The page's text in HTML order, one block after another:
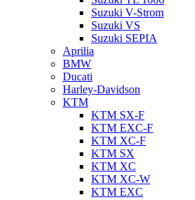
Suzuki V-Strom
Suzuki VS
Suzuki SEPIA
Aprilia
BMW
Ducati
Harley-Davidson
KTM
KTM SX-F
KTM EXC-F
KTM XC-F
KTM SX
KTM XC
KTM XC-W
KTM EXC